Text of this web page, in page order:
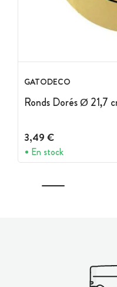
GATODECO
Ronds Dorés Ø 21,7
3,49 €
En stock